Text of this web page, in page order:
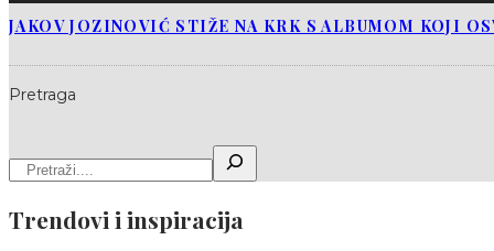
JAKOV JOZINOVIĆ STIŽE NA KRK S ALBUMOM KOJI
Pretraga
Trendovi i inspiracija